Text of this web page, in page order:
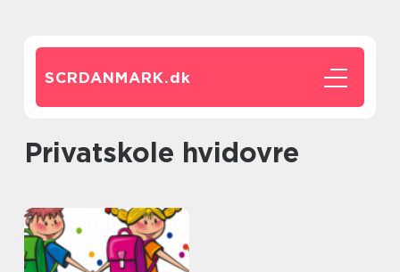
SCRDANMARK.dk
Privatskole hvidovre